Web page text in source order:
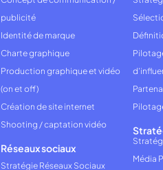
publicité
Identité de marque
Charte graphique
Production graphique et vidéo
(on et off)
Création de site internet
Shooting / captation vidéo
Réseaux sociaux
Stratégie Réseaux Sociaux
Média